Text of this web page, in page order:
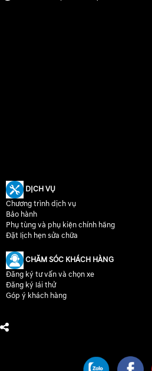
DỊCH VỤ
Chương trình dịch vụ
Bảo hành
Phụ tùng và phụ kiện chính hãng
Đặt lịch hẹn sửa chữa
CHĂM SÓC KHÁCH HÀNG
Đăng ký tư vấn và chọn xe
Đăng ký lái thử
Góp ý khách hàng